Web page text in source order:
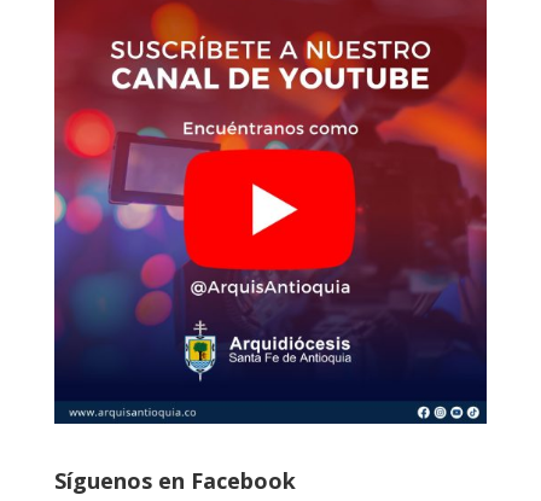
Síguenos en Facebook